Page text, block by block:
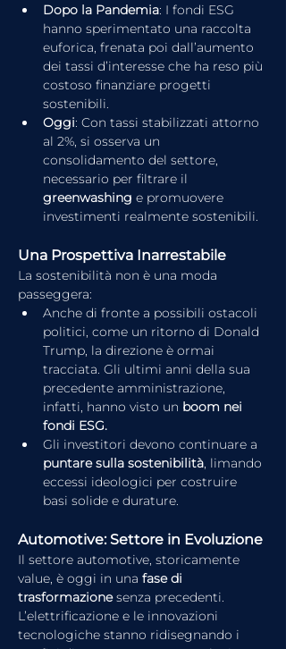
Dopo la Pandemia: I fondi ESG
hanno sperimentato una raccolta
euforica, frenata poi dall’aumento
dei tassi d’interesse che ha reso più
costoso finanziare progetti
sostenibili.
Oggi: Con tassi stabilizzati attorno
al 2%, si osserva un
consolidamento del settore,
necessario per filtrare il
greenwashing e promuovere
investimenti realmente sostenibili.
Una Prospettiva Inarrestabile
La sostenibilità non è una moda
passeggera:
Anche di fronte a possibili ostacoli
politici, come un ritorno di Donald
Trump, la direzione è ormai
tracciata. Gli ultimi anni della sua
precedente amministrazione,
infatti, hanno visto un boom nei
fondi ESG.
Gli investitori devono continuare a
puntare sulla sostenibilità, limando
eccessi ideologici per costruire
basi solide e durature.
Automotive: Settore in Evoluzione
Il settore automotive, storicamente
value, è oggi in una fase di
trasformazione senza precedenti.
L’elettrificazione e le innovazioni
tecnologiche stanno ridisegnando i